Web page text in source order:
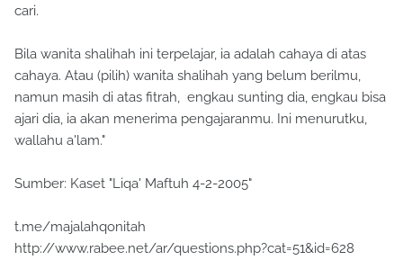
cari.
Bila wanita shalihah ini terpelajar, ia adalah cahaya di atas
cahaya. Atau (pilih) wanita shalihah yang belum berilmu,
namun masih di atas fitrah, engkau sunting dia, engkau bisa
ajari dia, ia akan menerima pengajaranmu. Ini menurutku,
wallahu a'lam."
Sumber: Kaset "Liqa' Maftuh 4-2-2005"
t.me/majalahqonitah
http://www.rabee.net/ar/questions.php?cat=51&id=628